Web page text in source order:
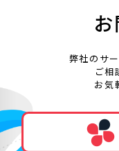
弊社のサ
ご相
お気